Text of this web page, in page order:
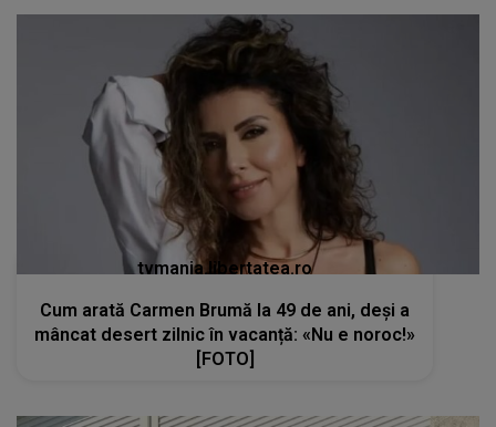
tvmania.libertatea.ro
Cum arată Carmen Brumă la 49 de ani, deși a
mâncat desert zilnic în vacanță: «Nu e noroc!»
[FOTO]